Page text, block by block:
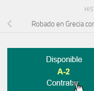
Robado en Grecia